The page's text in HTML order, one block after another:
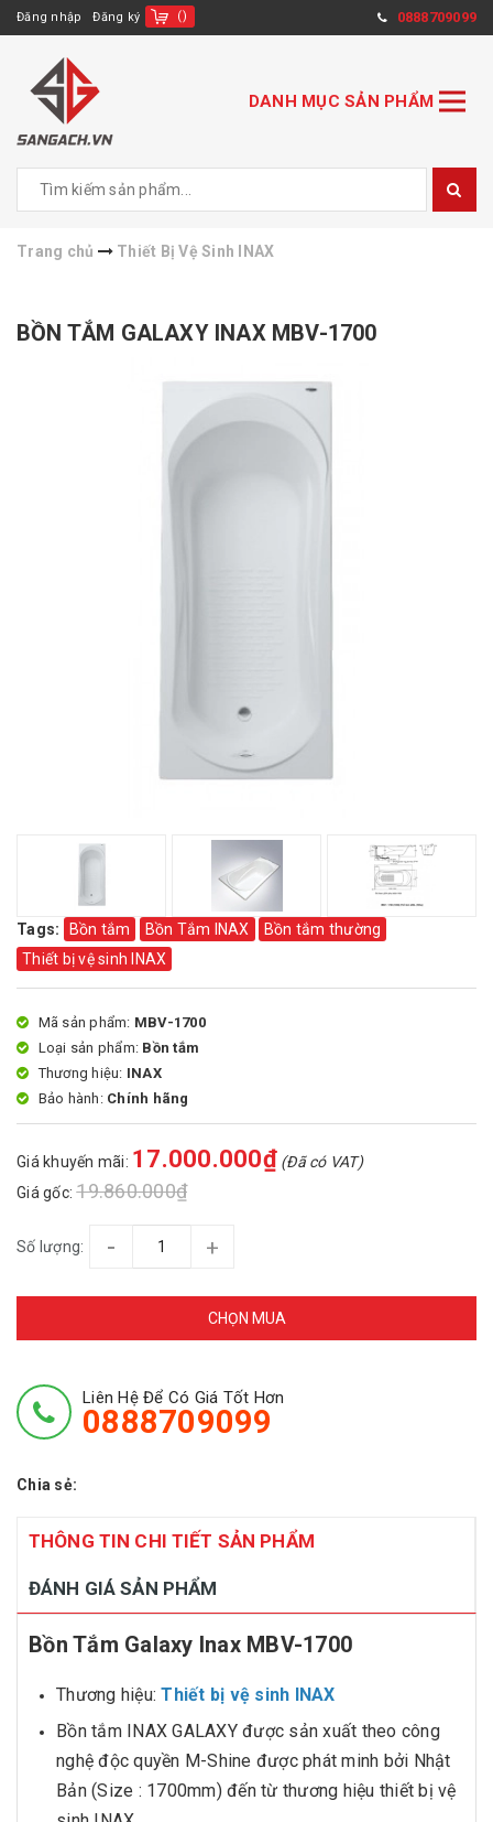
Đăng nhập Đăng ký () 0888709099
DANH MỤC SẢN PHẨM
Trang chủ Thiết Bị Vệ Sinh INAX
BỒN TẮM GALAXY INAX MBV-1700
Tags: Bồn tắm Bồn Tắm INAX
Bồn tắm thường
Thiết bị vệ sinh INAX
Mã sản phẩm: MBV-1700
Loại sản phẩm: Bồn tắm
Thương hiệu: INAX
Bảo hành: Chính hãng
Giá khuyến mãi: 17.000.000₫ (Đã có VAT)
Giá gốc:19.860.000₫
Số lượng: - +
CHỌN MUA
Liên Hệ Để Có Giá Tốt Hơn
0888709099
Chia sẻ:
THÔNG TIN CHI TIẾT SẢN PHẨM
ĐÁNH GIÁ SẢN PHẨM
Bồn Tắm Galaxy Inax MBV-1700
Thương hiệu:Thiết bị vệ sinh INAX
Bồn tắm INAX GALAXY được sản xuất theo công
nghệ độc quyền M-Shine được phát minh bởi Nhật
Bản (Size : 1700mm) đến từ thương hiệu thiết bị vệ